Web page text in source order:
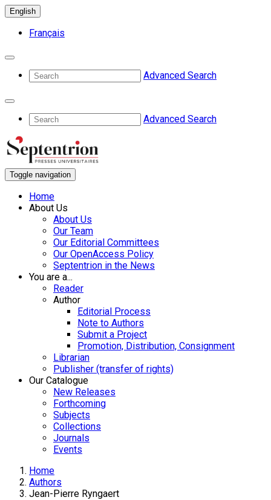
English
Français
Advanced Search
Advanced Search
Toggle navigation
Home
About Us
About Us
Our Team
Our Editorial Committees
Our OpenAccess Policy
Septentrion in the News
You are a...
Reader
Author
Editorial Process
Note to Authors
Submit a Project
Promotion, Distribution, Consignment
Librarian
Publisher (transfer of rights)
Our Catalogue
New Releases
Forthcoming
Subjects
Collections
Journals
Events
Home
Authors
Jean-Pierre Ryngaert